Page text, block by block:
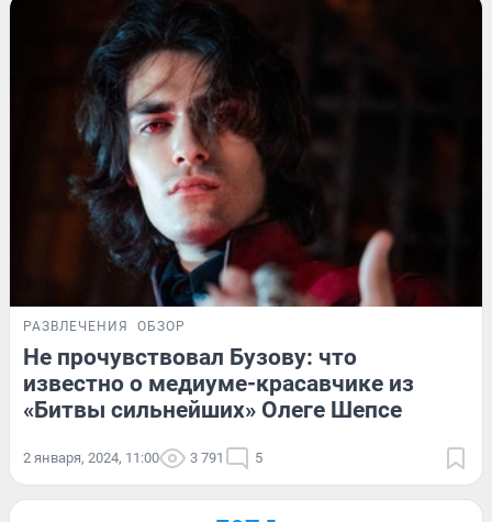
РАЗВЛЕЧЕНИЯ ОБЗОР
Не прочувствовал Бузову: что
известно о медиуме-красавчике из
«Битвы сильнейших» Олеге Шепсе
2 января, 2024, 11:00 3 791 5